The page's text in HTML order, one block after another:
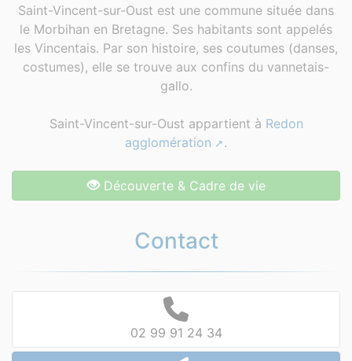
Saint-Vincent-sur-Oust est une commune située dans
le Morbihan en Bretagne. Ses habitants sont appelés
les Vincentais. Par son histoire, ses coutumes (danses,
costumes), elle se trouve aux confins du vannetais-
gallo.
Saint-Vincent-sur-Oust appartient à Redon
agglomération
.
Découverte & Cadre de vie
Contact
02 99 91 24 34